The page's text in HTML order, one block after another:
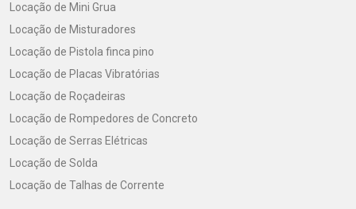
Locação de Mini Grua
Locação de Misturadores
Locação de Pistola finca pino
Locação de Placas Vibratórias
Locação de Roçadeiras
Locação de Rompedores de Concreto
Locação de Serras Elétricas
Locação de Solda
Locação de Talhas de Corrente